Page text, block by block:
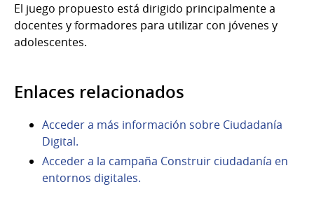
El juego propuesto está dirigido principalmente a
docentes y formadores para utilizar con jóvenes y
adolescentes.
Enlaces relacionados
Acceder a más información sobre Ciudadanía
Digital.
Acceder a la campaña Construir ciudadanía en
entornos digitales.